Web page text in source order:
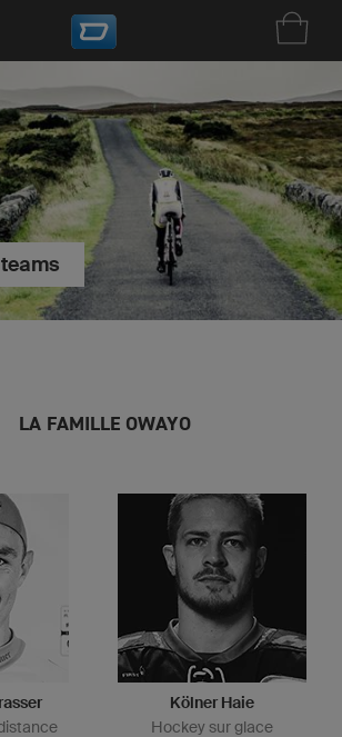
LA FAMILLE OWAYO
Kölner Haie
Hockey sur glace